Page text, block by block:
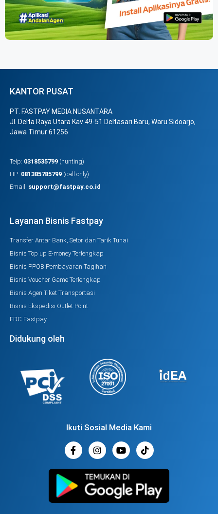
KANTOR PUSAT
PT. FASTPAY MEDIA NUSANTARA
Jl. Delta Raya Utara Kav 49-51 Deltasari Baru, Waru Sidoarjo,
Jawa Timur 61256
Telp: 0318535799 (hunting)
HP: 081385785799 (call only)
Email: support@fastpay.co.id
Layanan Bisnis Fastpay
Transfer Antar Bank, Setor dan Tarik Tunai
Bisnis Top up E-money Terlengkap
Bisnis PPOB Pembayaran Tagihan
Bisnis Voucher Game Terlengkap
Bisnis Agen Tiket Transportasi
Bisnis Ekspedisi Outlet Point
EDC Fastpay
Didukung oleh
Ikuti Sosial Media Kami